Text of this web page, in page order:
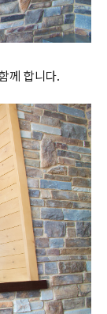
께 합니다.